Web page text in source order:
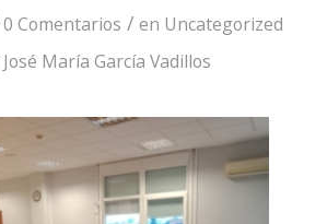
0 Comentarios / en Uncategorized
José María García Vadillos